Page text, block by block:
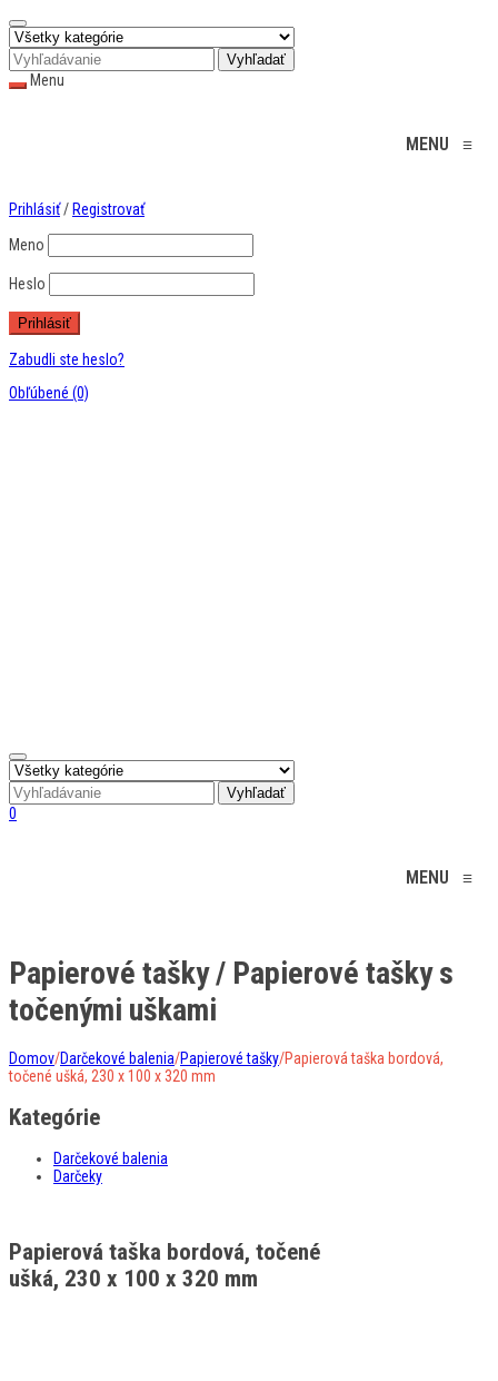
Menu
MENU ≡
Skip
content
Prihlásiť/ Registrovať
Meno
Heslo
Zabudli ste heslo?
Obľúbené (0)
0
MENU ≡
Papierové tašky / Papierové tašky s
točenými uškami
Domov/Darčekové balenia/Papierové tašky/Papierová taška bordová,
točené ušká, 230 x 100 x 320 mm
Kategórie
Darčekové balenia
Darčeky
Papierová taška bordová, točené
ušká, 230 x 100 x 320 mm